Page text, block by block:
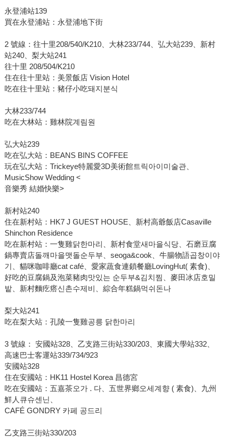
永登浦站139
買在永登浦站：永登浦地下街
2 號線：往十里208/540/K210、大林233/744、弘大站239、新村
站240、梨大站241
往十里 208/504/K210
住在往十里站：美景飯店 Vision Hotel
吃在往十里站：豬仔小吃돼지분식
大林233/744
吃在大林站：雞林院계림원
弘大站239
吃在弘大站：BEANS BINS COFFEE
玩在弘大站：Trickeye特麗愛3D美術館트릭아이미술관、
MusicShow Wedding <
音樂秀 結婚快樂>
新村站240
住在新村站：HK7 J GUEST HOUSE、新村高爺飯店Casaville
Shinchon Residence
吃在新村站：一隻雞닭한마리、新村食堂새마을식당、石磨豆腐
鍋專賣店돌깨마을맷돌순두부、seoga&cook、牛腸物語곱창이야
기、貓咪咖啡廳cat café、愛家蔬食連鎖餐廳LovingHut( 素食)、
好吃的豆腐鍋及泡菜豬肉맛있는 순두부&김치찜、麥田冰店호밀
밭、新村麵疙瘩신촌수제비、綜合年糕鍋먹쉬돈나
梨大站241
吃在梨大站：孔陵一隻雞공릉 닭한마리
3 號線： 安國站328、乙支路三街站330/203、東國大學站332、
高速巴士客運站339/734/923
安國站328
住在安國站：HK11 Hostel Korea 昌德宮
吃在安國站：五嘉茶오가 . 다、五世界鄉오세계향 ( 素食)、九州
鮮人큐슈센닌、
CAFÉ GONDRY 카페 공드리
乙支路三街站330/203